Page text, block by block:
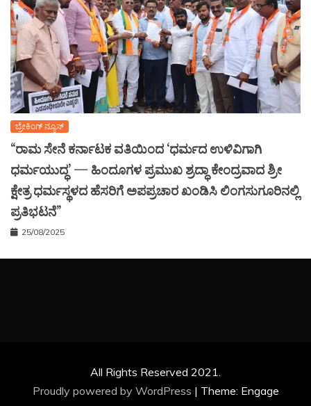
ಬ್ರೇಕಿಂಗ್ ನ್ಯೂಸ್
“ರಾಮ ಸೇನೆ ಕರ್ನಾಟಕ ವತಿಯಿಂದ ‘ಧರ್ಮದ ಉಳಿವಿಗಾಗಿ
ಧರ್ಮಯುದ್ಧ’ — ಹಿಂದೂಗಳ ಪ್ರಮುಖ ಶ್ರದ್ಧಾ ಕೇಂದ್ರವಾದ ಶ್ರೀ
ಕ್ಷೇತ್ರ ಧರ್ಮಸ್ಥಳದ ಹೆಸರಿಗೆ ಅಪಪ್ರಚಾರ ಖಂಡಿಸಿ ಲಿಂಗಸುಗೂರಿನಲ್ಲಿ
ಪ್ರತಿಭಟನೆ”
25/08/2025
All Rights Reserved 2021.
Proudly powered by WordPress | Theme: Engage